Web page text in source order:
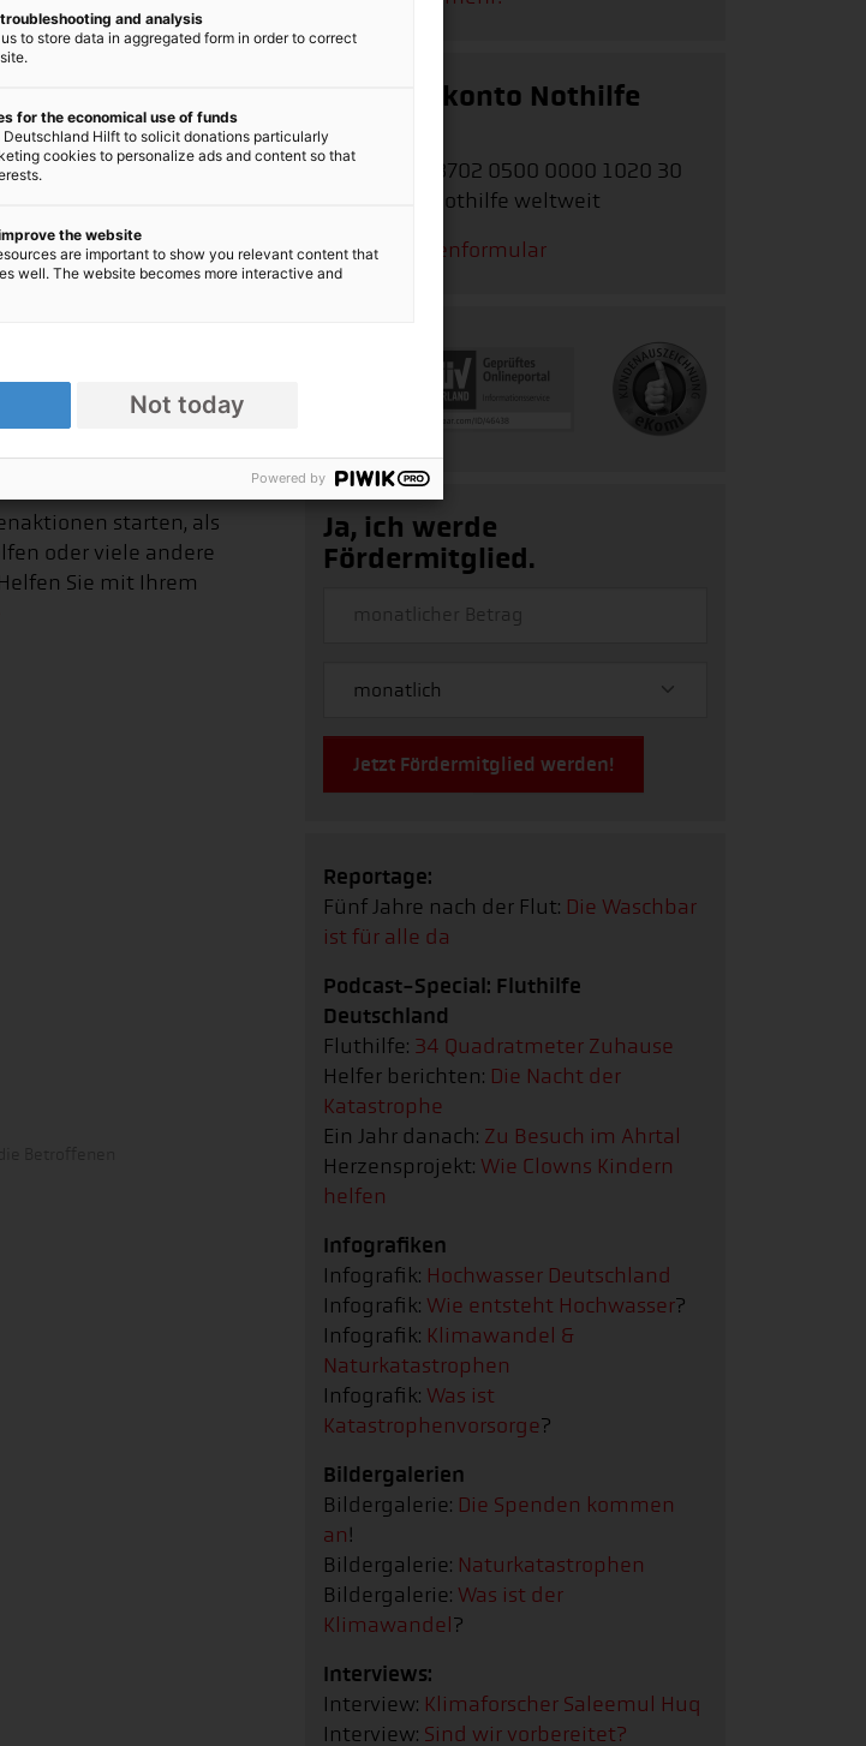
ist.
starten, als
oder viele andere
Sie mit Ihrem
Spendenkonto Nothilfe
weltweit
IBAN: DE62 3702 0500 0000 1020 30
Nothilfe weltweit
Zum Spendenformular
Ja, ich werde
Fördermitglied.
Jetzt Fördermitglied werden!
Reportage:
Fünf Jahre nach der Flut: Die Waschbar
ist für alle da
Podcast-Special: Fluthilfe
Deutschland
Fluthilfe: 34 Quadratmeter Zuhause
Helfer berichten: Die Nacht der
Katastrophe
Ein Jahr danach: Zu Besuch im Ahrtal
Herzensprojekt: Wie Clowns Kindern
helfen
Infografiken
Infografik: Hochwasser Deutschland
Infografik: Wie entsteht Hochwasser?
Infografik: Klimawandel &
Naturkatastrophen
Infografik: Was ist
Katastrophenvorsorge?
Bildergalerien
Bildergalerie: Die Spenden kommen
an!
Bildergalerie: Naturkatastrophen
Bildergalerie: Was ist der
Klimawandel?
Interviews:
Interview: Klimaforscher Saleemul Huq
Interview: Sind wir vorbereitet?
and analysis
to store data in aggregated form in order to correct
for the economical use of funds
Hilft to solicit donations particularly
cookies to personalize ads and content so that
the website
are important to show you relevant content that
well. The website becomes more interactive and
Not today
Powered by